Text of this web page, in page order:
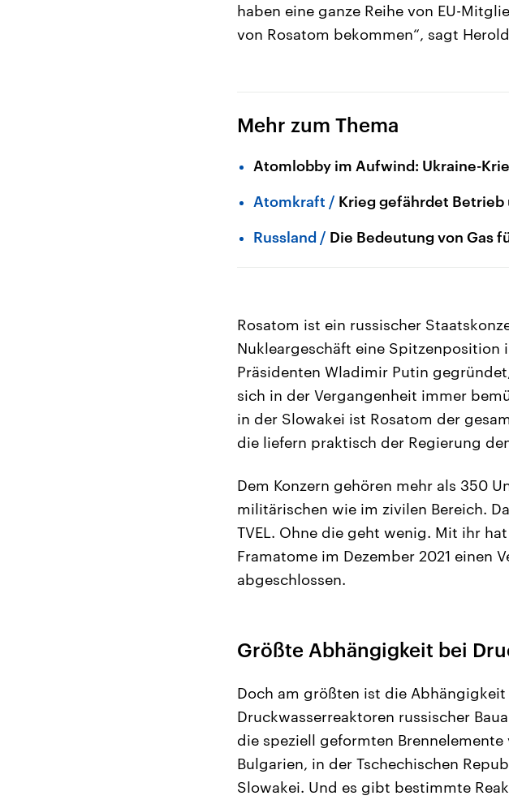
haben eine ganze Reihe von EU-
von Rosatom bekommen“, sagt
Mehr zum Thema
Atomlobby im Aufwind: Ukraine-
Atomkraft
Krieg gefährdet
Russland
Die Bedeutung von Gas
Rosatom ist ein russischer
Nukleargeschäft eine
Präsidenten Wladimir Putin
sich in der Vergangenheit immer
in der Slowakei ist Rosatom der
die liefern praktisch der Regierung
Dem Konzern gehören mehr als 350
militärischen wie im zivilen Bereich.
TVEL. Ohne die geht wenig. Mit ihr
Framatome im Dezember 2021 einen
abgeschlossen.
Größte Abhängigkeit bei
Doch am größten ist die Abhängigkeit
Druckwasserreaktoren russischer
die speziell geformten Brennelemente
Bulgarien, in der Tschechischen
Slowakei. Und es gibt bestimmte